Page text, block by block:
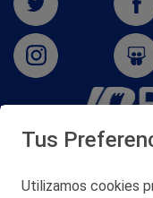
San
Tus
Utilizamos cookies